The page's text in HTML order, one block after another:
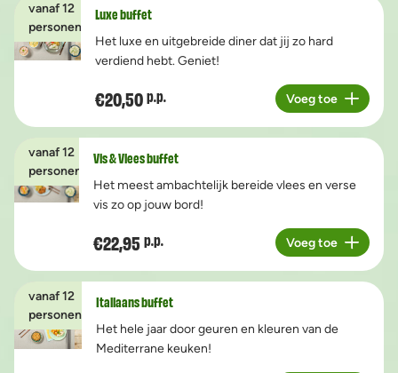
vanaf 12
personen
Luxe buffet
Het luxe en uitgebreide diner dat jij zo hard
verdiend hebt. Geniet!
€20,50 p.p.
Aantal
Voeg toe
vanaf 12
personen
Vis & Vlees buffet
Het meest ambachtelijk bereide vlees en verse
vis zo op jouw bord!
€22,95 p.p.
Aantal
Voeg toe
vanaf 12
personen
Italiaans buffet
Het hele jaar door geuren en kleuren van de
Mediterrane keuken!